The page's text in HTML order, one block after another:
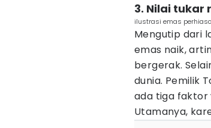
3. Nilai tukar
ilustrasi emas
Mengutip dari
emas naik,
bergerak.
dunia. Pemilik
ada tiga faktor
Utamanya,